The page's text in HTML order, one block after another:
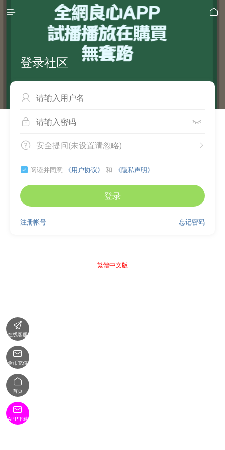
 
登录社区

 
 
安全提问(未设置请忽略)
 阅读并同意 《用户协议》 和 《隐私声明》
登录
忘记密码
注册帐号
繁體中文版

在线客服

金币充值

首页

APP下载